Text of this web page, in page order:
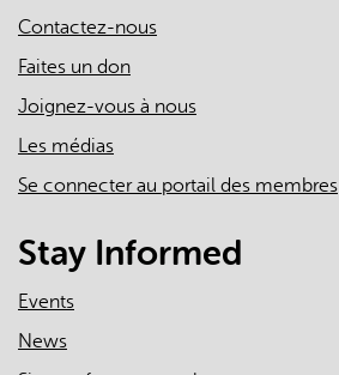
Contactez-nous
Faites un don
Joignez-vous à nous
Les médias
Se connecter au portail des membres
Stay Informed
Events
News